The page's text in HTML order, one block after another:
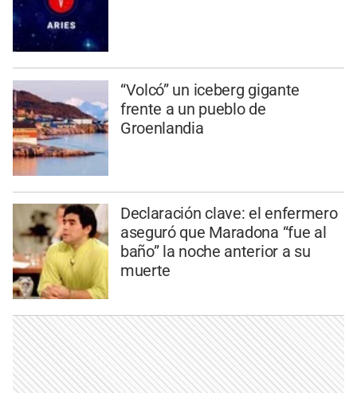
“Volcó” un iceberg gigante
frente a un pueblo de
Groenlandia
Declaración clave: el enfermero
aseguró que Maradona “fue al
baño” la noche anterior a su
muerte